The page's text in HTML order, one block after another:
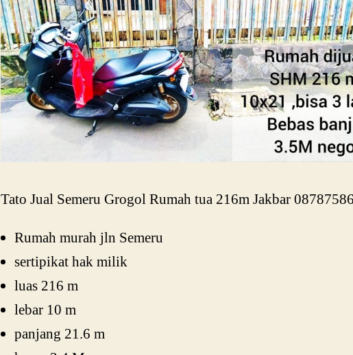
Tato Jual Semeru Grogol Rumah tua 216m Jakbar
Rumah murah jln Semeru
sertipikat hak milik
luas 216 m
lebar 10 m
panjang 21.6 m